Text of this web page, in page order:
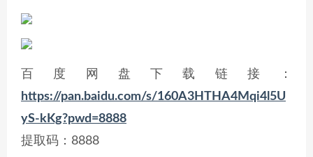
百度网盘下载链接：
https://pan.baidu.com/s/160A3HTHA4Mqi4l5U
yS-kKg?pwd=8888
提取码：8888